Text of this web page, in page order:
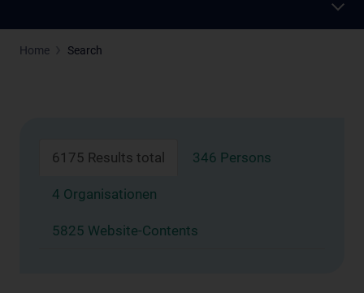
Home Search
6175 Results total 346 Persons
4 Organisationen
5825 Website-Contents